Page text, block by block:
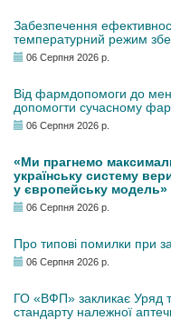
Забезпечення
температурний режим
06 Серпня 2026 р.
Від фармдопомоги до
допомогти сучасному
06 Серпня 2026 р.
«Ми прагнемо
українську систему
у європейську
06 Серпня 2026 р.
Про типові помилки при
06 Серпня 2026 р.
ГО «ВФП» закликає Уряд
стандарту належної